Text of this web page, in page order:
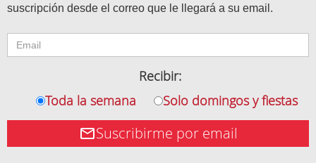
suscripción desde el correo que le llegará a su email.
Recibir:
Toda la semana
Solo domingos y fiestas
Suscribirme por email